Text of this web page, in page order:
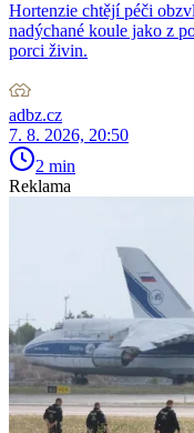
Hortenzie chtějí péči
nadýchané koule jako z
porci živin.
adbz.cz
7. 8. 2026, 20:50
2 min
Reklama